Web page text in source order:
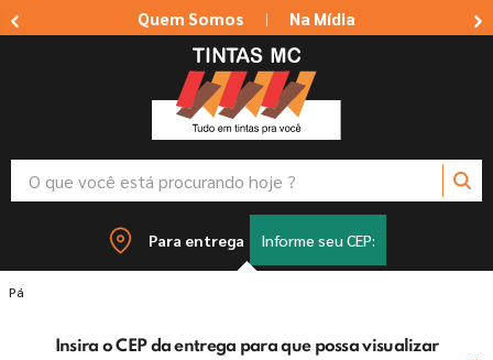
Quem Somos | Na Mídia
Para entrega Informe seu CEP:
Insira o CEP da entrega para que possa visualizar
TERMOS MAIS BUSCADOS
1º tinta suvinil
3º massa corrida